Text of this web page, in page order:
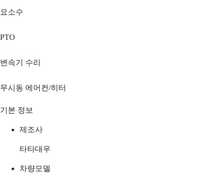
요소수
PTO
변속기 수리
무시동 에어컨/히터
기본 정보
제조사
타타대우
차량모델